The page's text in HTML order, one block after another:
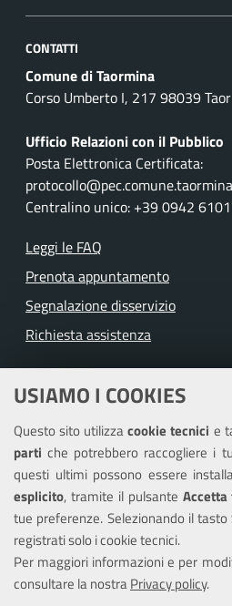
USIAMO I COOKIES
Questo sito utilizzacookie tecnici e
parti che potrebbero raccogliere i
questi ultimi possono essere
esplicito, tramite il pulsante
tue preferenze. Selezionando il tasto
registrati solo i cookie tecnici.
Per maggiori informazioni e per
consultare la nostraPrivacy policy.
CONTATTI
Comune di Taormina
Corso Umberto I, 217 98039
Ufficio Relazioni con il Pubblico
Posta Elettronica Certificata:
Centralino unico: +39 0942 6101
Leggi le FAQ
Prenota appuntamento
Segnalazione disservizio
Richiesta assistenza
Informativa privacy
Note legali
Piano di miglioramento del sito
Dichiarazione di accessibilità
SEGUICI SU